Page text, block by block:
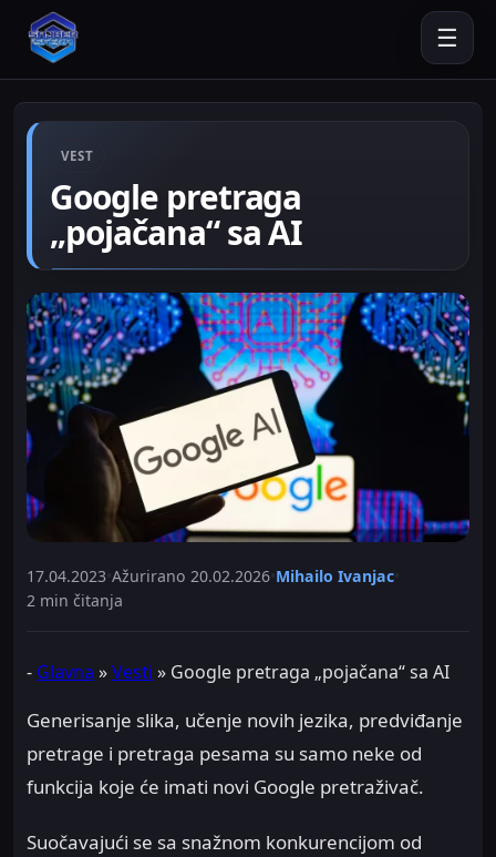
☰
VEST
Google pretraga
„pojačana“ sa AI
17.04.2023 Ažurirano 20.02.2026 Mihailo Ivanjac
2 min čitanja
- Glavna »Vesti » Google pretraga „pojačana“ sa AI
Generisanje slika, učenje novih jezika, predviđanje
pretrage i pretraga pesama su samo neke od
funkcija koje će imati novi Google pretraživač.
Suočavajući se sa snažnom konkurencijom od